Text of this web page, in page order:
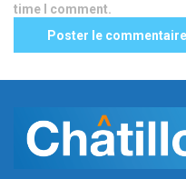
time I comment.